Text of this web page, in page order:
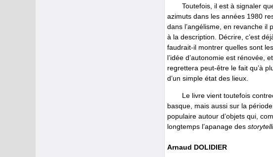
Toutefois, il est à signaler
azimuts dans les années 1980
dans l’angélisme, en revanche il
à la description. Décrire, c’est
faudrait-il montrer quelles sont
l’idée d’autonomie est rénovée,
regrettera peut-être le fait qu’à
d’un simple état des lieux.
Le livre vient toutefois
basque, mais aussi sur la
populaire autour d’objets qui,
longtemps l’apanage des
Arnaud DOLIDIER